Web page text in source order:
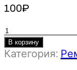
100₽
Количество
товара
Снежная
В корзину
Категория: